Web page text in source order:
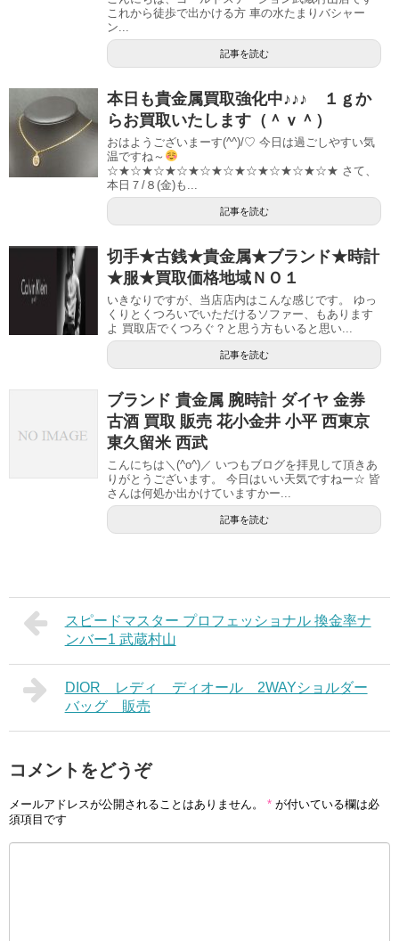
これから徒歩で出かける方 車の水たまりバシャー
ン...
記事を読む
本日も貴金属買取強化中♪♪♪ １ｇか
らお買取いたします（＾ｖ＾）
おはようございまーす(^^)/♡ 今日は過ごしやすい気
温ですね～
☆★☆★☆★☆★☆★☆★☆★☆★☆★☆★ さて、
本日７/８(金)も...
記事を読む
切手★古銭★貴金属★ブランド★時計
★服★買取価格地域ＮＯ１
いきなりですが、当店店内はこんな感じです。 ゆっ
くりとくつろいでいただけるソファー、もあります
よ 買取店でくつろぐ？と思う方もいると思い...
記事を読む
ブランド 貴金属 腕時計 ダイヤ 金券
古酒 買取 販売 花小金井 小平 西東京
東久留米 西武
こんにちは＼(^o^)／ いつもブログを拝見して頂きあ
りがとうございます。 今日はいい天気ですねー☆ 皆
さんは何処か出かけていますかー...
記事を読む
スピードマスター プロフェッショナル 換金率ナ
ンバー1 武蔵村山
DIOR レディ ディオール 2WAYショルダー
バッグ 販売
コメントをどうぞ
メールアドレスが公開されることはありません。 * が付いている欄は必
須項目です